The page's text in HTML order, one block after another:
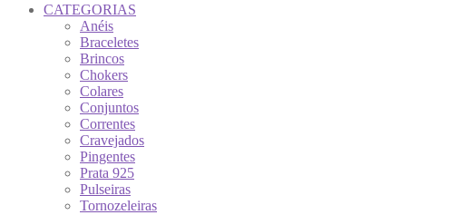
CATEGORIAS
Anéis
Braceletes
Brincos
Chokers
Colares
Conjuntos
Correntes
Cravejados
Pingentes
Prata 925
Pulseiras
Tornozeleiras